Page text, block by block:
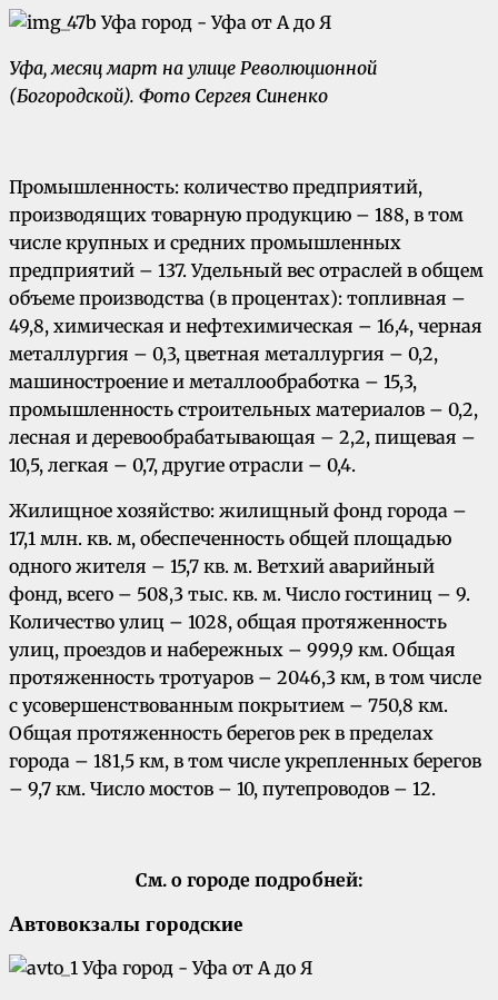
Уфа, месяц март на улице Революционной
(Богородской). Фото Сергея Синенко
Промышленность: количество предприятий,
производящих товарную продукцию – 188, в том
числе крупных и средних промышленных
предприятий – 137. Удельный вес отраслей в общем
объеме производства (в процентах): топливная –
49,8, химическая и нефтехимическая – 16,4, черная
металлургия – 0,3, цветная металлургия – 0,2,
машиностроение и металлообработка – 15,3,
промышленность строительных материалов – 0,2,
лесная и деревообрабатывающая – 2,2, пищевая –
10,5, легкая – 0,7, другие отрасли – 0,4.
Жилищное хозяйство: жилищный фонд города –
17,1 млн. кв. м, обеспеченность общей площадью
одного жителя – 15,7 кв. м. Ветхий аварийный
фонд, всего – 508,3 тыс. кв. м. Число гостиниц – 9.
Количество улиц – 1028, общая протяженность
улиц, проездов и набережных – 999,9 км. Общая
протяженность тротуаров – 2046,3 км, в том числе
с усовершенствованным покрытием – 750,8 км.
Общая протяженность берегов рек в пределах
города – 181,5 км, в том числе укрепленных берегов
– 9,7 км. Число мостов – 10, путепроводов – 12.
См. о городе подробней:
Автовокзалы городские